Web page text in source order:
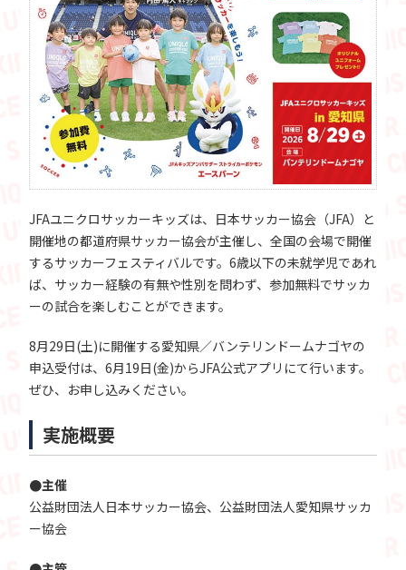
JFAユニクロサッカーキッズは、日本サッカー協会（JFA）と
開催地の都道府県サッカー協会が主催し、全国の会場で開催
するサッカーフェスティバルです。6歳以下の未就学児であれ
ば、サッカー経験の有無や性別を問わず、参加無料でサッカ
ーの試合を楽しむことができます。
8月29日(土)に開催する愛知県／バンテリンドームナゴヤの
申込受付は、6月19日(金)からJFA公式アプリにて行います。
ぜひ、お申し込みください。
実施概要
●主催
公益財団法人日本サッカー協会、公益財団法人愛知県サッカ
ー協会